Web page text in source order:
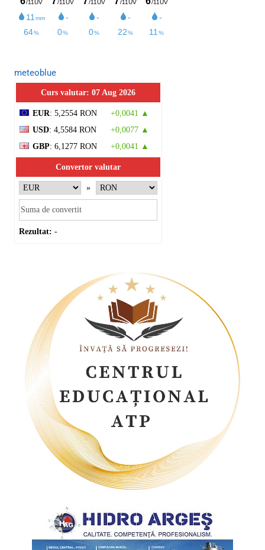
meteoblue
Curs valutar: 07 Aug 2026
EUR: 5,2554 RON
+0,0041 ▲
USD: 4,5584 RON
+0,0077 ▲
GBP: 6,1277 RON +0,0041 ▲
Convertor valutar
»
Rezultat: -